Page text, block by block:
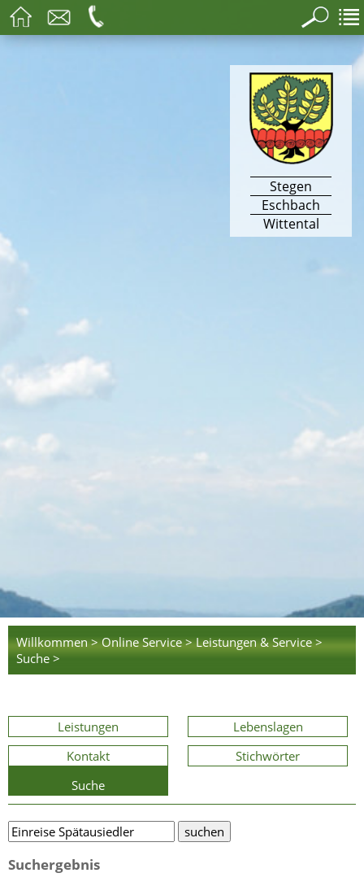
Stegen
Eschbach
Wittental
Willkommen > Online Service > Leistungen & Service >
Suche >
Leistungen
Lebenslagen
Kontakt
Stichwörter
Suche
Suchergebnis